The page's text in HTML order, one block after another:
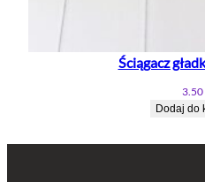
Ściągacz
3.50
Dodaj do